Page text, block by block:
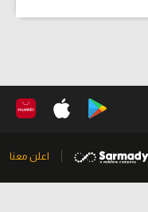
اعلن معنا